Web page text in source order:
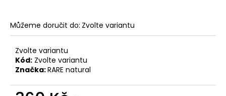
Můžeme doručit do: Zvolte variantu
Zvolte variantu
Kód: Zvolte variantu
Značka:RARE natural
VÁLEC
Ø
9,6
V